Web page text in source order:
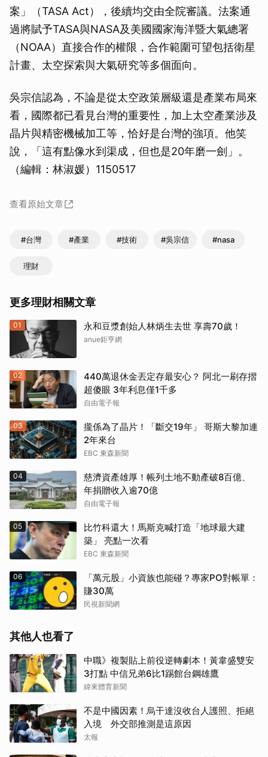
案」（TASA Act），後續均交由全院審議。法案通
過將賦予TASA與NASA及美國國家海洋暨大氣總署
（NOAA）直接合作的權限，合作範圍可望包括衛星
計畫、太空探索與大氣研究等多個面向。
吳宗信認為，不論是從太空政策層級還是產業布局來
看，國際都已看見台灣的重要性，加上太空產業涉及
晶片與精密機械加工等，恰好是台灣的強項。他笑
說，「這有點像水到渠成，但也是20年磨一劍」。
（編輯：林淑媛）1150517
查看原始文章
#台灣 #產業 #技術 #吳宗信 #nasa
理財
更多理財相關文章
01 永和豆漿創始人林炳生去世 享壽70歲！
anue鉅亨網
02
440萬退休金丟定存最安心？ 阿北一刷存摺
超傻眼 3年利息僅1千多
自由電子報
03
攏係為了晶片！「斷交19年」 哥斯大黎加連
2年來台
EBC 東森新聞
04
慈濟資產雄厚！帳列土地不動產破8百億、
年捐贈收入逾70億
自由電子報
05
比竹科還大！馬斯克喊打造「地球最大建
築」 亮點一次看
EBC 東森新聞
06
「萬元股」小資族也能碰？專家PO對帳單：
賺30萬
民視新聞網
其他人也看了
中職》複製貼上前役逆轉劇本！黃韋盛雙安
3打點 中信兄弟6比1踢館台鋼雄鷹
緯來體育新聞
不是中國因素！烏干達沒收台人護照、拒絕
入境 外交部推測是這原因
太報